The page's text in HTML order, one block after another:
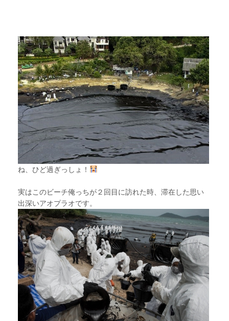
ね、ひど過ぎっしょ！
実はこのビーチ俺っちが２回目に訪れた時、滞在した思い
出深いアオプラオです。